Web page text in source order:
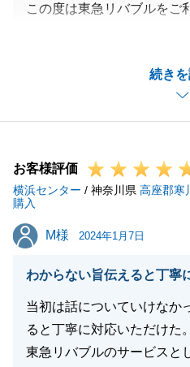
続き
この度は東急リバブルをご
購入と売却の両方をお任せ
また何かお困り事等ござい
待ちしております。
たします。
お客様評価
横浜センター / 神奈川県 高座郡寒
購入
M様
M様 2024年1月7日
わからない旨伝えると丁寧
当初は話についていけなか
ると丁寧に対応いただけた。
東急リバブルのサービスと